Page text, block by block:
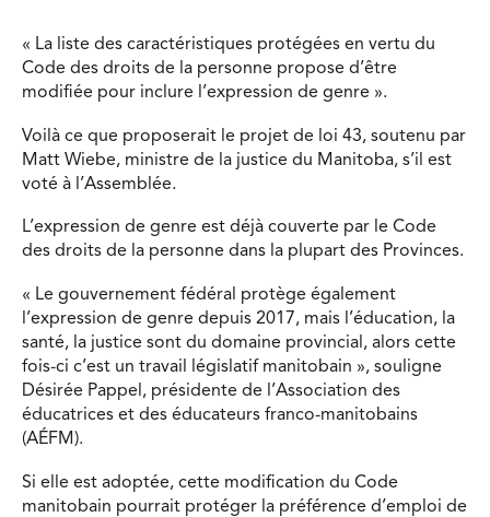
« La liste des caractéristiques protégées en vertu du
Code des droits de la personne propose d’être
modifiée pour inclure l’expression de genre ».
Voilà ce que proposerait le projet de loi 43, soutenu par
Matt Wiebe, ministre de la justice du Manitoba, s’il est
voté à l’Assemblée.
L’expression de genre est déjà couverte par le Code
des droits de la personne dans la plupart des Provinces.
« Le gouvernement fédéral protège également
l’expression de genre depuis 2017, mais l’éducation, la
santé, la justice sont du domaine provincial, alors cette
fois-ci c’est un travail législatif manitobain », souligne
Désirée Pappel, présidente de l’Association des
éducatrices et des éducateurs franco-manitobains
(AÉFM).
Si elle est adoptée, cette modification du Code
manitobain pourrait protéger la préférence d’emploi de